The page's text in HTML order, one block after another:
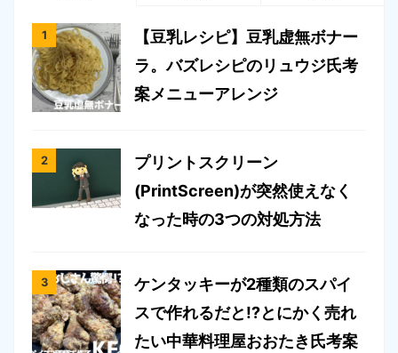
【豆乳レシピ】豆乳虚無ボナー
ラ。バズレシピのリュウジ氏考
案メニューアレンジ
プリントスクリーン
(PrintScreen)が突然使えなく
なった時の3つの対処方法
ケンタッキーが2種類のスパイ
スで作れるだと!?とにかく売れ
たい中華料理屋おおたき氏考案